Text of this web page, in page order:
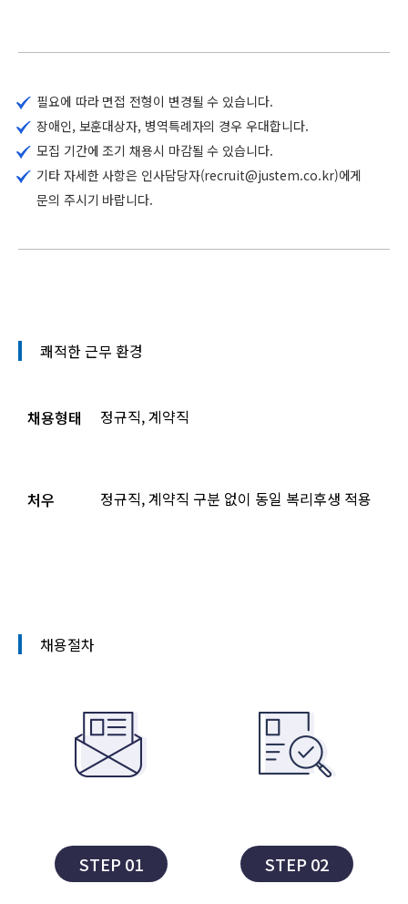
필요에 따라 면접 전형이 변경될 수 있습니다.
장애인, 보훈대상자, 병역특례자의 경우 우대합니다.
모집 기간에 조기 채용시 마감될 수 있습니다.
기타 자세한 사항은 인사담당자(recruit@justem.co.kr)에게
문의 주시기 바랍니다.
쾌적한 근무 환경
채용형태 정규직, 계약직
처우 정규직, 계약직 구분 없이 동일 복리후생 적용
채용절차
STEP 01 STEP 02